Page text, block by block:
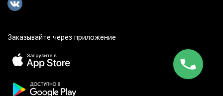
Заказывайте через приложение